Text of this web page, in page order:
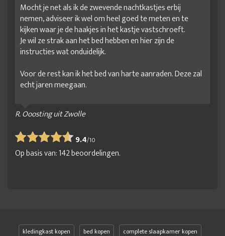
Mocht je net als ik de zwevende nachtkastjes erbij
nemen, adviseer ik wel om heel goed te meten en te
kijken waar je de haakjes in het kastje vastschroeft.
Je wil ze strak aan het bed hebben en hier zijn de
instructies wat onduidelijk.
Voor de rest kan ik het bed van harte aanraden. Deze zal
echt jaren meegaan.
R. Ooosting uit Zwolle
9.4/10
Op basis van:142beoordelingen.
kledingkast kopen bed kopen complete slaapkamer kopen